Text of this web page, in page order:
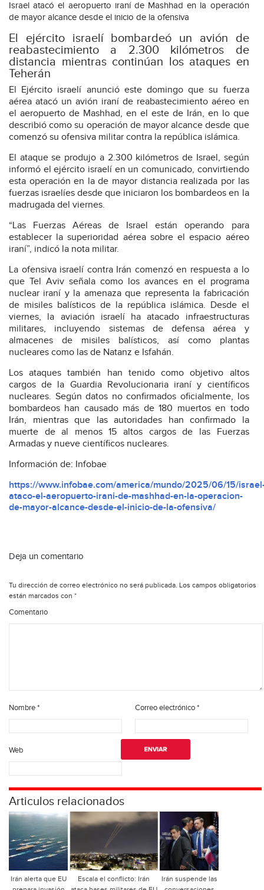
Israel atacó el aeropuerto iraní de Mashhad en la operación
de mayor alcance desde el inicio de la ofensiva
El ejército israelí bombardeó un avión de
reabastecimiento a 2.300 kilómetros de
distancia mientras continúan los ataques en
Teherán
El Ejército israelí anunció este domingo que su fuerza
aérea atacó un avión iraní de reabastecimiento aéreo en
el aeropuerto de Mashhad, en el este de Irán, en lo que
describió como su operación de mayor alcance desde que
comenzó su ofensiva militar contra la república islámica.
El ataque se produjo a 2.300 kilómetros de Israel, según
informó el ejército israelí en un comunicado, convirtiendo
esta operación en la de mayor distancia realizada por las
fuerzas israelíes desde que iniciaron los bombardeos en la
madrugada del viernes.
“Las Fuerzas Aéreas de Israel están operando para
establecer la superioridad aérea sobre el espacio aéreo
iraní”, indicó la nota militar.
La ofensiva israelí contra Irán comenzó en respuesta a lo
que Tel Aviv señala como los avances en el programa
nuclear iraní y la amenaza que representa la fabricación
de misiles balísticos de la república islámica. Desde el
viernes, la aviación israelí ha atacado infraestructuras
militares, incluyendo sistemas de defensa aérea y
almacenes de misiles balísticos, así como plantas
nucleares como las de Natanz e Isfahán.
Los ataques también han tenido como objetivo altos
cargos de la Guardia Revolucionaria iraní y científicos
nucleares. Según datos no confirmados oficialmente, los
bombardeos han causado más de 180 muertos en todo
Irán, mientras que las autoridades han confirmado la
muerte de al menos 15 altos cargos de las Fuerzas
Armadas y nueve científicos nucleares.
Información de: Infobae
https://www.infobae.com/america/mundo/2025/06/15/
ataco-el-aeropuerto-irani-de-mashhad-en-la-operacion-
de-mayor-alcance-desde-el-inicio-de-la-ofensiva/
Deja un comentario
Tu dirección de correo electrónico no será publicada. Los campos obligatorios
están marcados con *
Comentario
Nombre* Correo electrónico*
Web
Articulos relacionados
Irán alerta que EU
Escala el conflicto: Irán
Irán suspende las